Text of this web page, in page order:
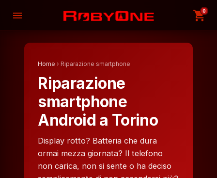
menu shopping_cart
0
Home › Riparazione smartphone
Riparazione
smartphone
Android a Torino
Display rotto? Batteria che dura
ormai mezza giornata? Il telefono
non carica, non si sente o ha deciso